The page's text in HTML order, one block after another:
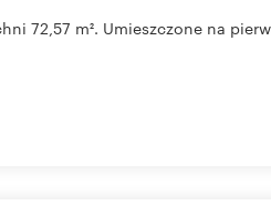
72,57 m². Umieszczone na